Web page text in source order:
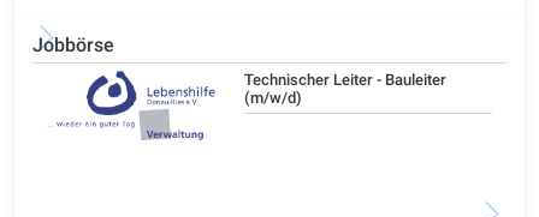
Jobbörse
Technischer Leiter - Bauleiter
(m/w/d)